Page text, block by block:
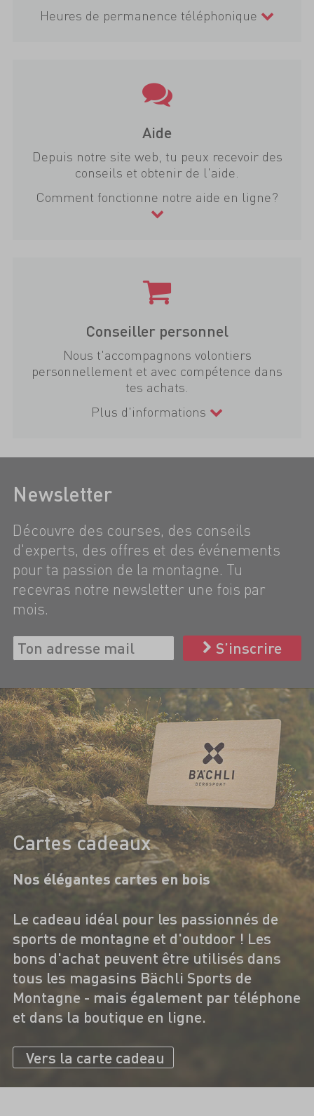
Heures de permanence téléphonique
Aide
Depuis notre site web, tu peux recevoir des
conseils et obtenir de l'aide.
Comment fonctionne notre aide en ligne?
Conseiller personnel
Nous t'accompagnons volontiers
personnellement et avec compétence dans
tes achats.
Plus d'informations
Newsletter
Découvre des courses, des conseils
d'experts, des offres et des événements
pour ta passion de la montagne. Tu
recevras notre newsletter une fois par
mois.
S’inscrire
Cartes cadeaux
Nos élégantes cartes en bois
Le cadeau idéal pour les passionnés de
sports de montagne et d'outdoor ! Les
bons d'achat peuvent être utilisés dans
tous les magasins Bächli Sports de
Montagne - mais également par téléphone
et dans la boutique en ligne.
Vers la carte cadeau